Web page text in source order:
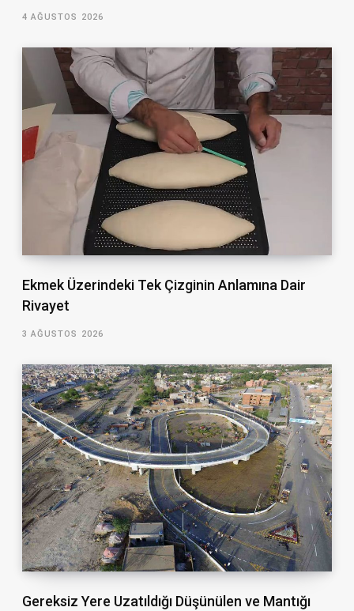
4 AĞUSTOS 2026
Ekmek Üzerindeki Tek Çizginin Anlamına Dair
Rivayet
3 AĞUSTOS 2026
Gereksiz Yere Uzatıldığı Düşünülen ve Mantığı